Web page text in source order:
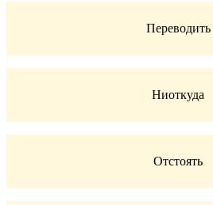
Переводить
Ниоткуда
Отстоять